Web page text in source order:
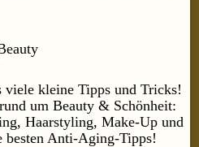
kleine Tipps und Tricks!
um Beauty & Schönheit:
Haarstyling, Make-Up und
besten Anti-Aging-Tipps!